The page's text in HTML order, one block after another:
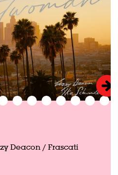
Deacon / Frascati